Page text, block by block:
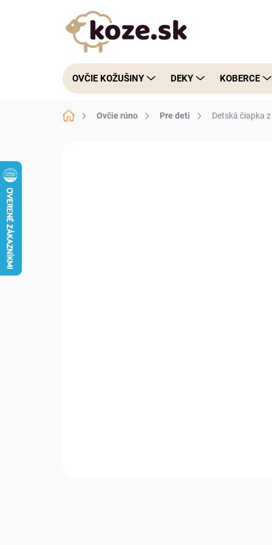
OVČIE KOŽUŠINY DEKY KOBERCE
DomovOvčie rúno Pre deti Detská čiapka